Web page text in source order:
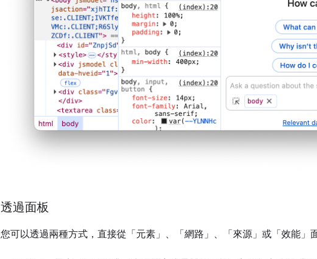
透過面板
您可以透過兩種方式，直接從「元素」 、「網路」 、「來源」 或「效能」